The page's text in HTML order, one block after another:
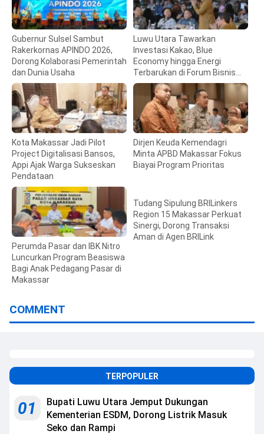
Gubernur Sulsel Sambut
Rakerkornas APINDO 2026,
Dorong Kolaborasi Pemerintah
dan Dunia Usaha
Luwu Utara Tawarkan
Investasi Kakao, Blue
Economy hingga Energi
Terbarukan di Forum Bisnis
Makassar
Kota Makassar Jadi Pilot
Project Digitalisasi Bansos,
Appi Ajak Warga Sukseskan
Pendataan
Dirjen Keuda Kemendagri
Minta APBD Makassar Fokus
Biayai Program Prioritas
Perumda Pasar dan IBK Nitro
Luncurkan Program Beasiswa
Bagi Anak Pedagang Pasar di
Makassar
Tudang Sipulung BRILinkers
Region 15 Makassar Perkuat
Sinergi, Dorong Transaksi
Aman di Agen BRILink
COMMENT
TERPOPULER
01
Bupati Luwu Utara Jemput Dukungan
Kementerian ESDM, Dorong Listrik Masuk
Seko dan Rampi